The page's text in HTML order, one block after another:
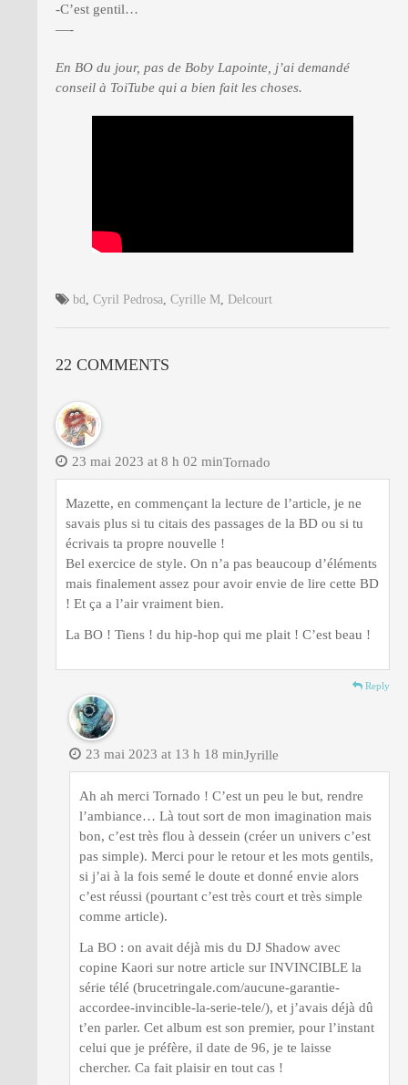
-C’est gentil…
—-
En BO du jour, pas de Boby Lapointe, j’ai demandé
conseil à ToiTube qui a bien fait les choses.
bd Cyril Pedrosa Cyrille M Delcourt
22 COMMENTS
Tornado
23 mai 2023 at 8 h 02 min
Mazette, en commençant la lecture de l’article, je ne
savais plus si tu citais des passages de la BD ou si tu
écrivais ta propre nouvelle !
Bel exercice de style. On n’a pas beaucoup d’éléments
mais finalement assez pour avoir envie de lire cette BD
! Et ça a l’air vraiment bien.
La BO ! Tiens ! du hip-hop qui me plait ! C’est beau !
Reply
Jyrille
23 mai 2023 at 13 h 18 min
Ah ah merci Tornado ! C’est un peu le but, rendre
l’ambiance… Là tout sort de mon imagination mais
bon, c’est très flou à dessein (créer un univers c’est
pas simple). Merci pour le retour et les mots gentils,
si j’ai à la fois semé le doute et donné envie alors
c’est réussi (pourtant c’est très court et très simple
comme article).
La BO : on avait déjà mis du DJ Shadow avec
copine Kaori sur notre article sur INVINCIBLE la
série télé (brucetringale.com/aucune-garantie-
accordee-invincible-la-serie-tele/), et j’avais déjà dû
t’en parler. Cet album est son premier, pour l’instant
celui que je préfère, il date de 96, je te laisse
chercher. Ca fait plaisir en tout cas !